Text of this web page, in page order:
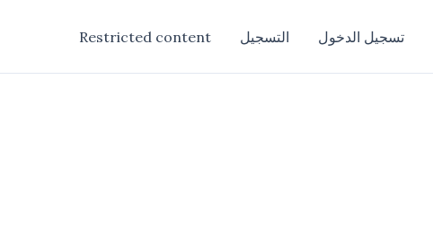
تسجيل الدخول التسجيل Restricted content